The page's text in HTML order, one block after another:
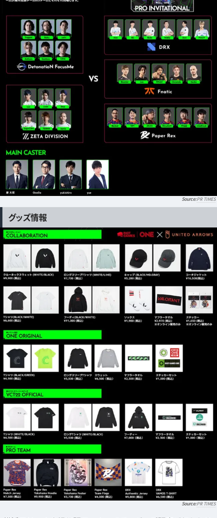
PR TIMES
グッズ情報
PR TIMES